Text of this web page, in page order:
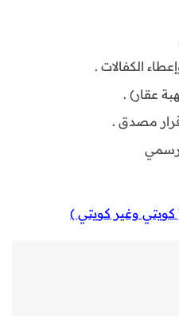
عقار) .
مصدق .
رسمي
وغير كويتي )